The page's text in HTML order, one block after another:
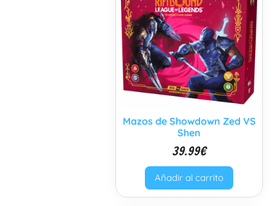
Mazos de Showdown Zed VS
Shen
39.99€
Añadir al carrito